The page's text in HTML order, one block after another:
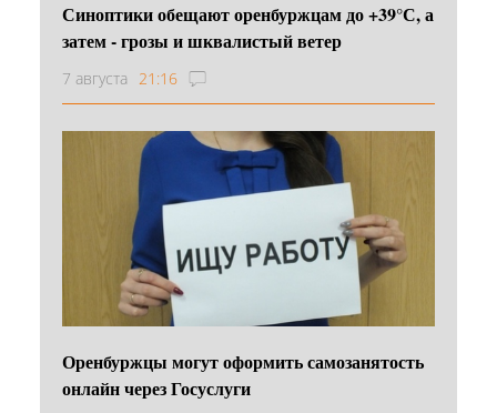
Синоптики обещают оренбуржцам до +39°С, а
затем - грозы и шквалистый ветер
7 августа 21:16
Оренбуржцы могут оформить самозанятость
онлайн через Госуслуги